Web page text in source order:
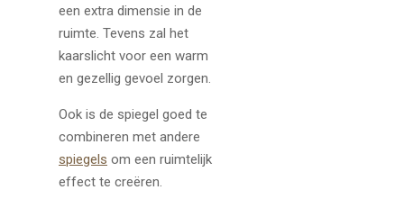
een extra dimensie in de
ruimte. Tevens zal het
kaarslicht voor een warm
en gezellig gevoel zorgen.
Ook is de spiegel goed te
combineren met andere
spiegels om een ruimtelijk
effect te creëren.